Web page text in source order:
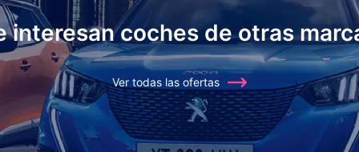
interesan coches de otras
Ver todas las ofertas